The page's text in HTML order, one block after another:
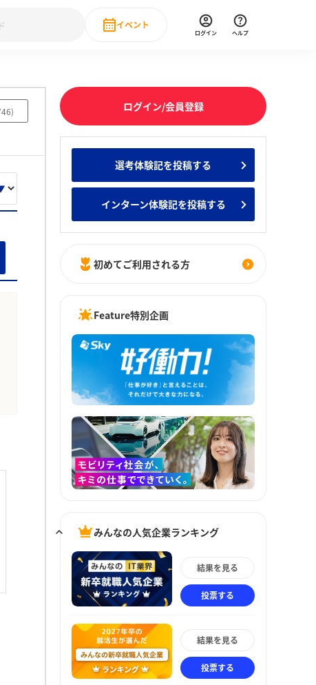
の新卒就職人気企業ランキング みんなのインターン人気企業ランキ
IT・DX現場社員インタビュー
イベント
直近のイベント一覧
ログイン ヘルプ
)
ログイン/会員登録
選考体験記を投稿する
インターン体験記を投稿する
初めてご利用される方
Feature特別企画
みんなの人気企業ランキング
結果を見る
投票する
結果を見る
投票する